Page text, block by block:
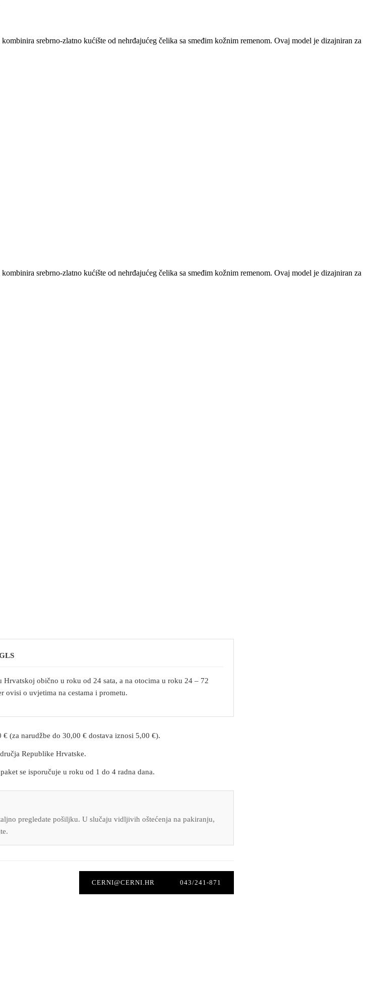
srebrno-zlatno kućište od nehrđajućeg čelika sa smeđim kožnim remenom. Ovaj model je dizajniran za
srebrno-zlatno kućište od nehrđajućeg čelika sa smeđim kožnim remenom. Ovaj model je dizajniran za
obično u roku od 24 sata, a na otocima u roku 24 – 72
ovisi o uvjetima na cestama i prometu.
€ (za narudžbe do 30,00 € dostava iznosi 5,00 €).
Republike Hrvatske.
se isporučuje u roku od 1 do 4 radna dana.
pregledate pošiljku. U slučaju vidljivih oštećenja na pakiranju,
CERNI@CERNI.HR 043/241-871